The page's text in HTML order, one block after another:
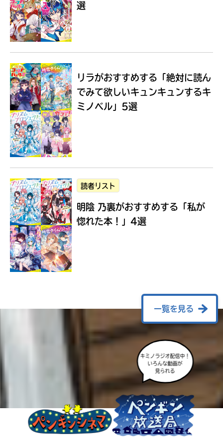
Loading...
選
リラがおすすめする 「絶対に読ん
でみて欲しいキュンキュンするキ
ミノベル」5選
読者リスト
明陰 乃裏がおすすめする 「私が
惚れた本！」4選
一覧を見る
キミノラジオ配信中！
いろんな動画が
に
エ
も
度
み
て
ね